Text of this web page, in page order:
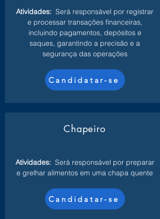
Atividades: Será responsável por registrar
e processar transações financeiras,
incluindo pagamentos, depósitos e
saques, garantindo a precisão e a
segurança das operações
Candidatar-se
Chapeiro
Atividades: Será responsável por preparar
e grelhar alimentos em uma chapa quente
Candidatar-se